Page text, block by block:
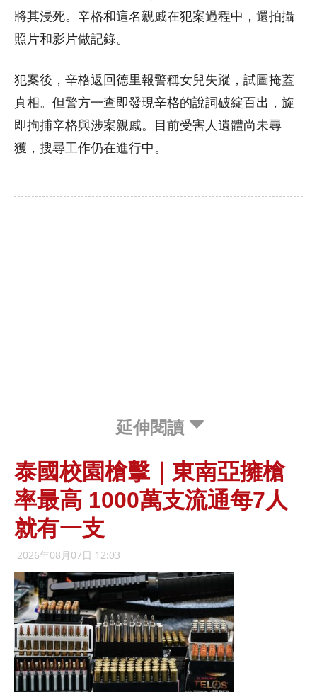
將其浸死。辛格和這名親戚在犯案過程中，還拍攝
照片和影片做記錄。
犯案後，辛格返回德里報警稱女兒失蹤，試圖掩蓋
真相。但警方一查即發現辛格的說詞破綻百出，旋
即拘捕辛格與涉案親戚。目前受害人遺體尚未尋
獲，搜尋工作仍在進行中。
延伸閱讀
泰國校園槍擊｜東南亞擁槍
率最高 1000萬支流通每7人
就有一支
2026年08月07日 12:03